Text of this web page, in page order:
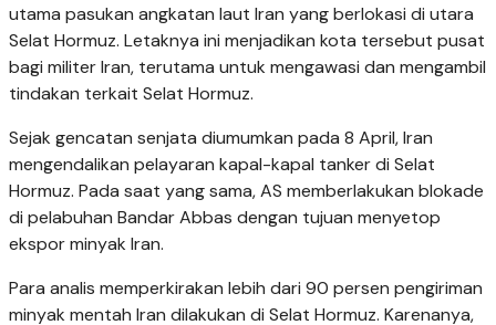
utama pasukan angkatan laut Iran yang berlokasi di utara
Selat Hormuz. Letaknya ini menjadikan kota tersebut pusat
bagi militer Iran, terutama untuk mengawasi dan mengambil
tindakan terkait Selat Hormuz.
Sejak gencatan senjata diumumkan pada 8 April, Iran
mengendalikan pelayaran kapal-kapal tanker di Selat
Hormuz. Pada saat yang sama, AS memberlakukan blokade
di pelabuhan Bandar Abbas dengan tujuan menyetop
ekspor minyak Iran.
Para analis memperkirakan lebih dari 90 persen pengiriman
minyak mentah Iran dilakukan di Selat Hormuz. Karenanya,